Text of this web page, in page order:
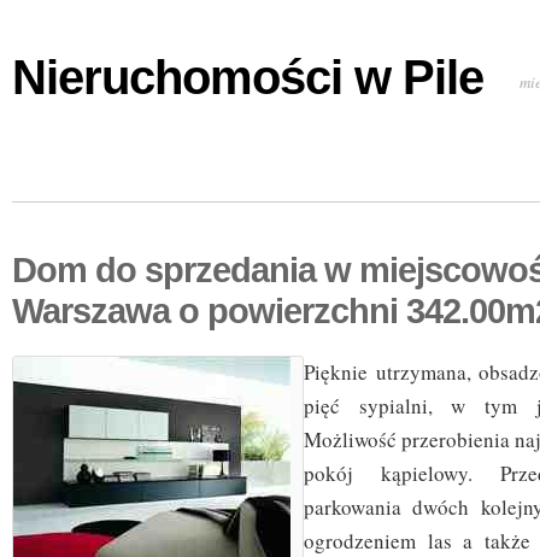
Nieruchomości w Pile
Dom do sprzedania w
Warszawa o powierzchni
Pięknie utrzymana,
pięć sypialni, w tym
Możliwość przerobienia
pokój kąpielowy.
parkowania dwóch
ogrodzeniem las a także